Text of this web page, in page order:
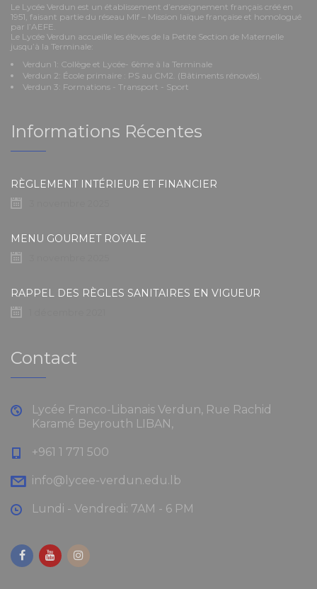
Le Lycée Verdun est un établissement d’enseignement français créé en
1951, faisant partie du réseau Mlf – Mission laïque française et homologué
par l’AEFE.
Le Lycée Verdun accueille les élèves de la Petite Section de Maternelle
jusqu’à la Terminale:
Verdun 1: Collège et Lycée- 6ème à la Terminale
Verdun 2: École primaire : PS au CM2. (Bâtiments rénovés).
Verdun 3: Formations - Transport - Sport
Informations Récentes
RÈGLEMENT INTÉRIEUR ET FINANCIER
MENU GOURMET ROYALE
RAPPEL DES RÈGLES SANITAIRES EN VIGUEUR
Contact
Lycée Franco-Libanais Verdun, Rue Rachid
Karamé Beyrouth LIBAN,
+961 1 771 500
info@lycee-verdun.edu.lb
Lundi - Vendredi: 7AM - 6 PM